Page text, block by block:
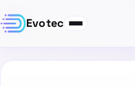
Evotec